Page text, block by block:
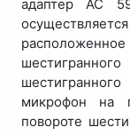
адаптер AC
микрофон на
повороте